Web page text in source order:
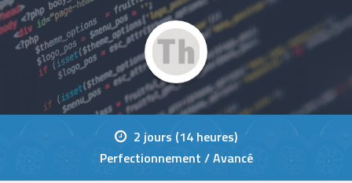
2 jours (14 heures)
Perfectionnement / Avancé